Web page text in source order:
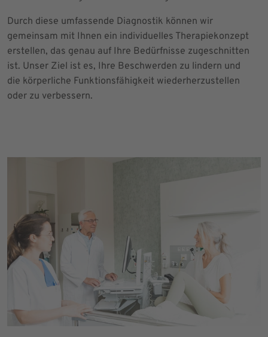
Durch diese umfassende Diagnostik können wir
gemeinsam mit Ihnen ein individuelles Therapiekonzept
erstellen, das genau auf Ihre Bedürfnisse zugeschnitten
ist. Unser Ziel ist es, Ihre Beschwerden zu lindern und
die körperliche Funktionsfähigkeit wiederherzustellen
oder zu verbessern.